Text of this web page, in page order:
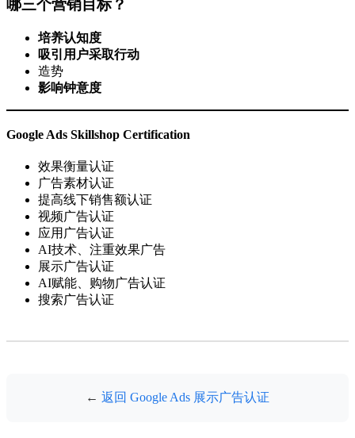
哪三个营销目标？
培养认知度
吸引用户采取行动
造势
影响钟意度
Google Ads Skillshop Certification
效果衡量认证
广告素材认证
提高线下销售额认证
视频广告认证
应用广告认证
AI技术、注重效果广告
展示广告认证
AI赋能、购物广告认证
搜索广告认证
← 返回 Google Ads 展示广告认证